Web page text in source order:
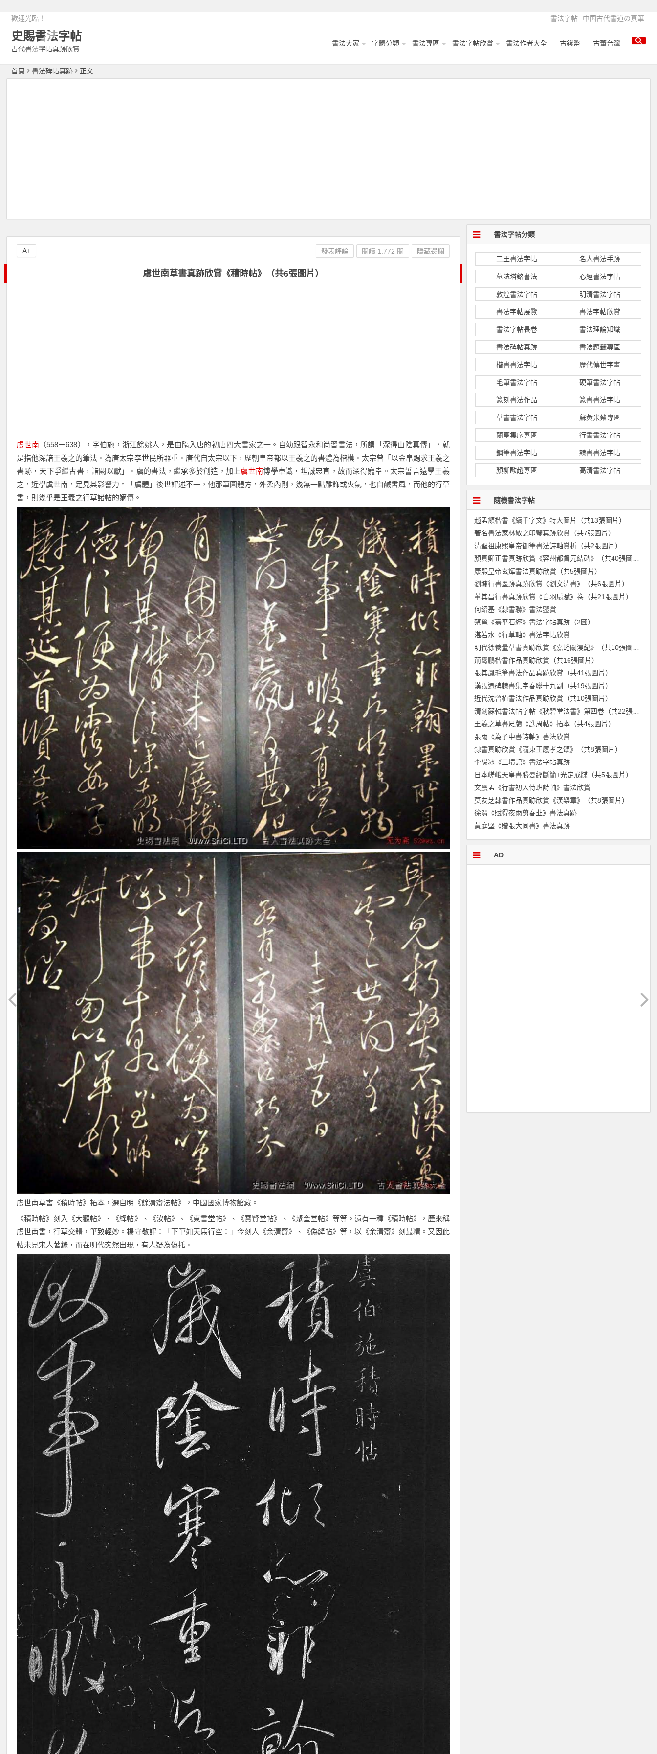
歡迎光臨！ 書法字帖 中国古代書道の真筆
史賜書法字帖
古代書法字帖真跡欣賞
書法大家 字體分類 書法專區 書法字帖欣賞 書法作者大全 古錢幣 古董台灣
首頁 書法碑帖真跡 正文
虞世南草書真跡欣賞《積時帖》（共6張圖片）
虞世南 （558－638），字伯施，浙江餘姚人，是由隋入唐的初唐四大書家之一。自幼跟智永和尚習書法，所謂「深得山陰真傳」，就
是指他深諳王羲之的筆法。為唐太宗李世民所器重。唐代自太宗以下，歷朝皇帝都以王羲之的書體為楷模。太宗曾「以金帛賜求王羲之
書跡，天下爭繼古書，詣闕以獻」。虞的書法，繼承多於創造，加上虞世南博學卓識，坦誠忠直，故而深得寵幸。太宗誓言遠學王羲
之，近學虞世南，足見其影響力。「虞體」後世評述不一，他那筆圓體方，外柔內剛，幾無一點雕飾或火氣，也自鹹書風，而他的行草
書，則幾乎是王羲之行草諸帖的嫡傳。
虞世南草書《積時帖》拓本，選自明《餘清齋法帖》，中國國家博物館藏。
《積時帖》刻入《大觀帖》、《絳帖》、《汝帖》、《東書堂帖》、《寶賢堂帖》、《聚奎堂帖》等等。還有一種《積時帖》，歷來稱
虞世南書，行草交體，筆致輕妙。楊守敬評：「下筆如天馬行空：」今刻人《余清齋》、《偽絳帖》等，以《余清齋》刻最精。又因此
帖未見宋人著錄，而在明代突然出現，有人疑為偽托。
發表評論 閱讀 1,772 閱 隱藏邊欄
A+
書法字帖分類
二王書法字帖 名人書法手跡
墓誌塔銘書法 心經書法字帖
敦煌書法字帖 明清書法字帖
書法字帖展覽 書法字帖欣賞
書法字帖長卷 書法理論知識
書法碑帖真跡 書法題籤專區
楷書書法字帖 歷代傳世字畫
毛筆書法字帖 硬筆書法字帖
篆刻書法作品 篆書書法字帖
草書書法字帖 蘇黃米蔡專區
蘭亭集序專區 行書書法字帖
鋼筆書法字帖 隸書書法字帖
顏柳歐趙專區 高清書法字帖
隨機書法字帖
趙孟頫楷書《續千字文》特大圖片（共13張圖片）
著名書法家林散之印鑒真跡欣賞（共7張圖片）
清聖祖康熙皇帝御筆書法詩軸賞析（共2張圖片）
康熙皇帝玄燁書法真跡欣賞（共5張圖片）
劉墉行書墨跡真跡欣賞《劉文清書》（共6張圖片）
董其昌行書真跡欣賞《白羽扇賦》卷（共21張圖片）
何紹基《隸書聯》書法鑒賞
蔡邕《熹平石經》書法字帖真跡（2圖）
湛若水《行草軸》書法字帖欣賞
荊霄鵬楷書作品真跡欣賞（共16張圖片）
張其鳳毛筆書法作品真跡欣賞（共41張圖片）
漢張遷碑隸書集字春聯十九副（共19張圖片）
近代沈曾植書法作品真跡欣賞（共10張圖片）
清刻蘇軾書法帖字帖《秋碧堂法書》第四卷（共22張圖片）
王羲之草書尺牘《譙周帖》拓本（共4張圖片）
張雨《為子中書詩軸》書法欣賞
隸書真跡欣賞《隴東王感孝之頌》（共8張圖片）
李陽冰《三墳記》書法字帖真跡
日本嵯峨天皇書勝曼經斷簡+光定戒牒（共5張圖片）
文震孟《行書初入侍班詩軸》書法欣賞
莫友芝隸書作品真跡欣賞《漢樂章》（共8張圖片）
徐渭《賦得夜雨剪春韭》書法真跡
黃庭堅《贈張大同書》書法真跡
AD